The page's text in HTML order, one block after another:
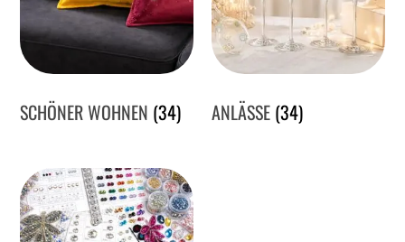
SCHÖNER WOHNEN (34) ANLÄSSE (34)